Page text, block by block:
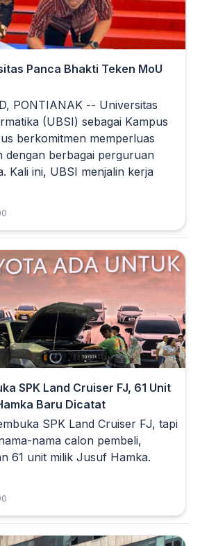
Panca Bhakti Teken MoU
PONTIANAK -- Universitas
(UBSI) sebagai Kampus
berkomitmen memperluas
dengan berbagai perguruan
Kali ini, UBSI menjalin kerja
SPK Land Cruiser FJ, 61 Unit
Baru Dicatat
SPK Land Cruiser FJ, tapi
nama calon pembeli,
61 unit milik Jusuf Hamka.